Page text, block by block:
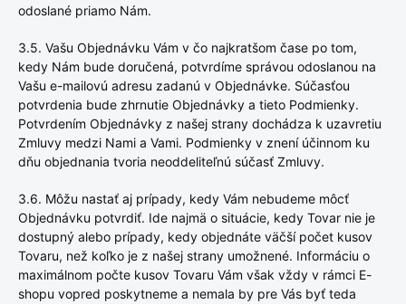
odoslané priamo Nám.
3.5. Vašu Objednávku Vám v čo najkratšom čase po tom,
kedy Nám bude doručená, potvrdíme správou odoslanou na
Vašu e-mailovú adresu zadanú v Objednávke. Súčasťou
potvrdenia bude zhrnutie Objednávky a tieto Podmienky.
Potvrdením Objednávky z našej strany dochádza k uzavretiu
Zmluvy medzi Nami a Vami. Podmienky v znení účinnom ku
dňu objednania tvoria neoddeliteľnú súčasť Zmluvy.
3.6. Môžu nastať aj prípady, kedy Vám nebudeme môcť
Objednávku potvrdiť. Ide najmä o situácie, kedy Tovar nie je
dostupný alebo prípady, kedy objednáte väčší počet kusov
Tovaru, než koľko je z našej strany umožnené. Informáciu o
maximálnom počte kusov Tovaru Vám však vždy v rámci E-
shopu vopred poskytneme a nemala by pre Vás byť teda